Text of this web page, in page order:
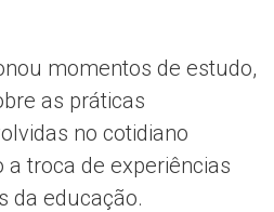
momentos de estudo,
as práticas
no cotidiano
a troca de experiências
da educação.